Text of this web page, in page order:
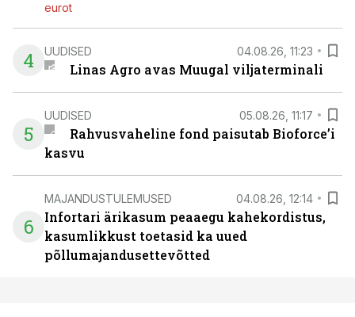
eurot
4 UUDISED 04.08.26, 11:23
Linas Agro avas Muugal viljaterminali
5
UUDISED 05.08.26, 11:17
Rahvusvaheline fond paisutab Bioforce’i
kasvu
6
MAJANDUSTULEMUSED 04.08.26, 12:14
Infortari ärikasum peaaegu kahekordistus,
kasumlikkust toetasid ka uued
põllumajandusettevõtted